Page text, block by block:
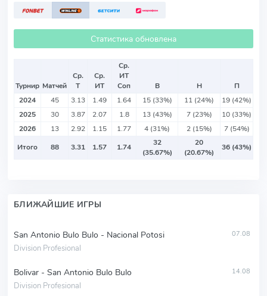
Статистика обновлена
Турнир Матчей
Ср.
Т
Ср.
ИТ
Ср.
ИТ
Соп
В Н
П
2024
45 3.13 1.49 1.64 15 (33%) 11 (24%)
19 (42%)
2025
30 3.87 2.07 1.8 13 (43%) 7 (23%)
10 (33%)
2026
13 2.92 1.15 1.77 4 (31%) 2 (15%)
7 (54%)
Итого
88 3.31 1.57 1.74
32
(35.67%)
20
(20.67%)
36 (43%)
БЛИЖАЙШИЕ ИГРЫ
San Antonio Bulo Bulo - Nacional Potosi
Division Profesional
07.08
Bolivar - San Antonio Bulo Bulo
Division Profesional
14.08